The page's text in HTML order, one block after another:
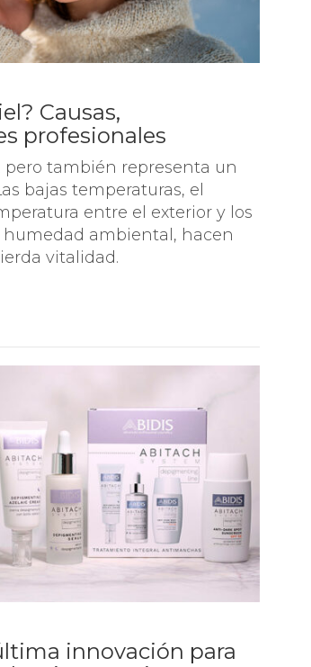
Causas,
profesionales
también representa un
bajas temperaturas, el
entre el exterior y los
humedad ambiental, hacen
vitalidad.
innovación para